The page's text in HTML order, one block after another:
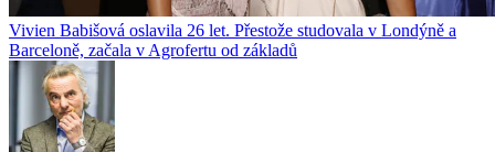
Vivien Babišová oslavila 26 let. Přestože studovala v Londýně a
Barceloně, začala v Agrofertu od základů